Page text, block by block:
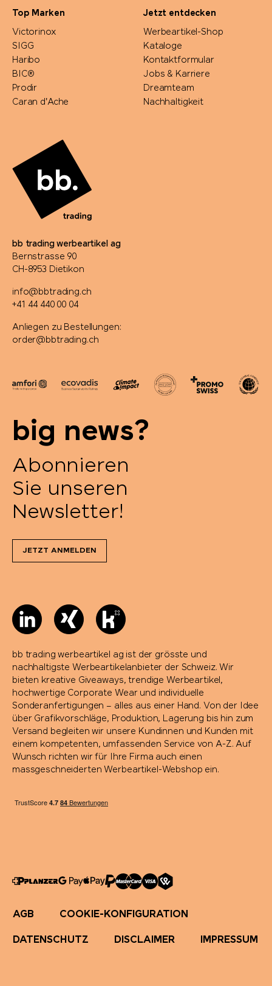
Top Marken
Victorinox
SIGG
Haribo
BIC®
Prodir
Caran d'Ache
Jetzt entdecken
Werbeartikel-Shop
Kataloge
Kontaktformular
Jobs & Karriere
Dreamteam
Nachhaltigkeit
bb trading werbeartikel ag
Bernstrasse 90
CH-8953 Dietikon
info@bbtrading.ch
+41 44 440 00 04
Anliegen zu Bestellungen:
order@bbtrading.ch
big news?
Abonnieren
Sie unseren
Newsletter!
JETZT ANMELDEN
bb trading werbeartikel ag ist der grösste und
nachhaltigste Werbeartikelanbieter der Schweiz. Wir
bieten kreative Giveaways, trendige Werbeartikel,
hochwertige Corporate Wear und individuelle
Sonderanfertigungen – alles aus einer Hand. Von der Idee
über Grafikvorschläge, Produktion, Lagerung bis hin zum
Versand begleiten wir unsere Kundinnen und Kunden mit
einem kompetenten, umfassenden Service von A-Z. Auf
Wunsch richten wir für Ihre Firma auch einen
massgeschneiderten Werbeartikel-Webshop ein.
AGB COOKIE-KONFIGURATION
DATENSCHUTZ DISCLAIMER IMPRESSUM
Neutral
Nimbus
Nimm2
noma noma
Ocean Bottle
originalhome
PanoramaKnife
Parker
PB Swiss Tools
PEZ
Peugeot Saveurs
PopSocket®
Portwest
Pulltex
Ragusa
Reisenthel
Retap
Richartz
Rituals